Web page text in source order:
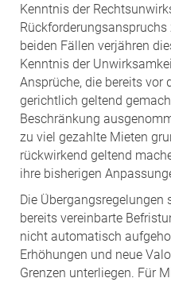
Kenntnis der
beiden Fällen verjähren
Kenntnis der
Ansprüche, die bereits vor
gerichtlich geltend
Beschränkung
zu viel gezahlte Mieten
rückwirkend geltend
ihre bisherigen
Die
bereits vereinbarte
nicht automatisch
Erhöhungen und neue
Grenzen unterliegen. Für